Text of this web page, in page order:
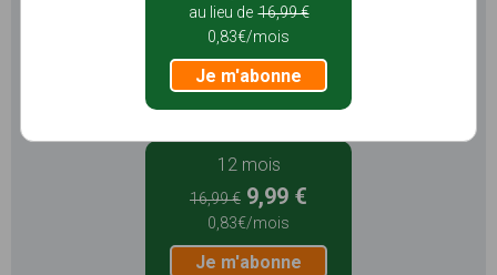
5,99 €
1,99€/mois
Je m'abonne
12 mois
16,99 € 9,99 €
0,83€/mois
Je m'abonne
au lieu de 16,99 €
0,83€/mois
Je m'abonne